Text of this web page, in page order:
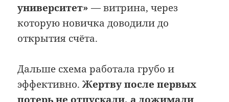
университет» — витрина, через
которую новичка доводили до
открытия счёта.
Дальше схема работала грубо и
эффективно.Жертву после первых